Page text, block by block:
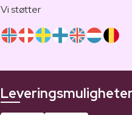
Vi støtter